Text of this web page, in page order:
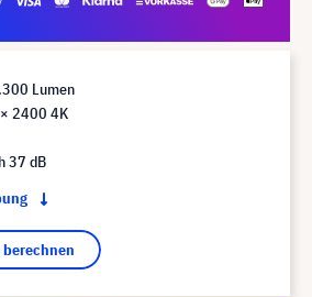
Lumen
2400 4K
37 dB